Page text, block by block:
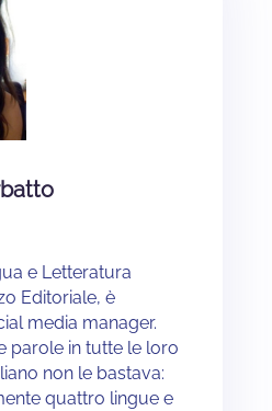
e Letteratura
Editoriale, è
media manager.
parole in tutte le loro
non le bastava:
quattro lingue e